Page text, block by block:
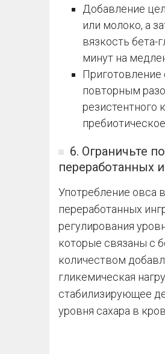
Добавление
или молоко, а
вязкость бета-
минут на
повторным
резистентного
6. Ограничьте
переработанных
Употребление овса
переработанных
регулирования
которые связаны с
количеством
гликемическая
стабилизирующее
уровня сахара в